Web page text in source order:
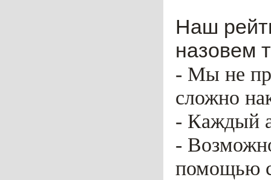
Наш
назовем
- Мы не
сложно
- Каждый
-
помощью